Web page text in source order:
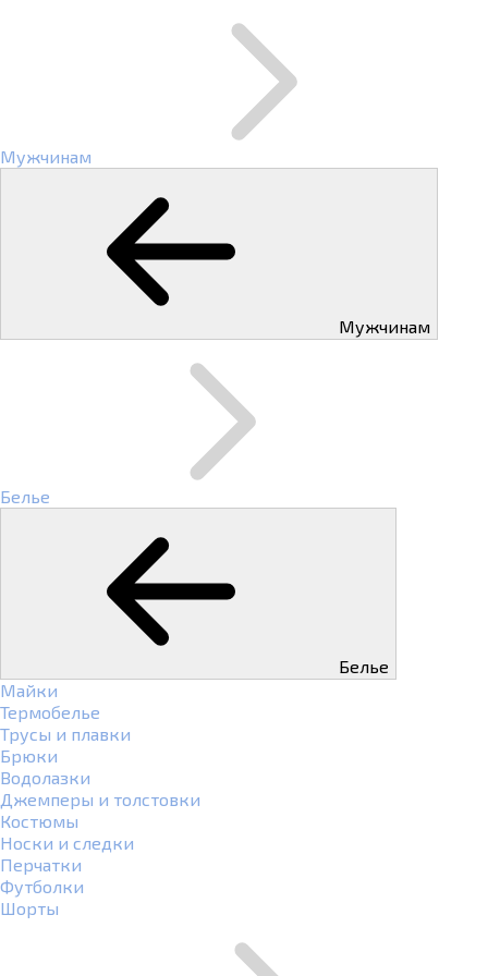
Мужчинам
Мужчинам
Белье
Белье
Майки
Термобелье
Трусы и плавки
Брюки
Водолазки
Джемперы и толстовки
Костюмы
Носки и следки
Перчатки
Футболки
Шорты